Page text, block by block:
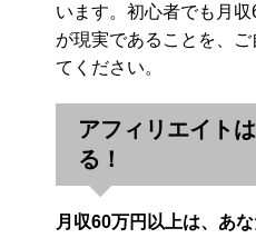
います。初心者でも月
が現実であることを、
てください。
アフィリエイト
る！
月収60万円以上は、あ